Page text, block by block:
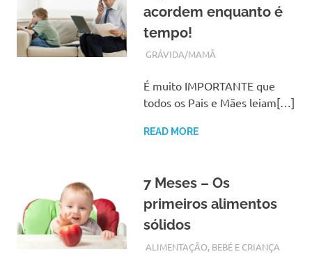
acordem enquanto é
tempo!
NOVEMBRO 13, 2017
ADMIN
GRÁVIDA/MAMÃ
É muito IMPORTANTE que
todos os Pais e Mães leiam[…]
READ MORE
7 Meses – Os
primeiros alimentos
sólidos
SETEMBRO 19, 2017
ADMIN
ALIMENTAÇÃO, BEBÉ E CRIANÇA